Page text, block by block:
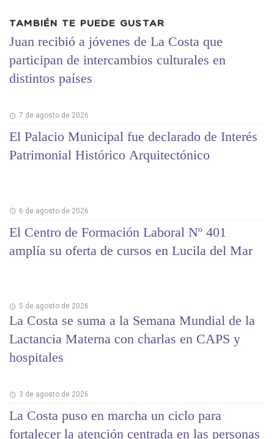
TAMBIÉN TE PUEDE GUSTAR
Juan recibió a jóvenes de La Costa que
participan de intercambios culturales en
distintos países
7 de agosto de 2026
El Palacio Municipal fue declarado de Interés
Patrimonial Histórico Arquitectónico
6 de agosto de 2026
El Centro de Formación Laboral Nº 401
amplía su oferta de cursos en Lucila del Mar
5 de agosto de 2026
La Costa se suma a la Semana Mundial de la
Lactancia Materna con charlas en CAPS y
hospitales
3 de agosto de 2026
La Costa puso en marcha un ciclo para
fortalecer la atención centrada en las personas